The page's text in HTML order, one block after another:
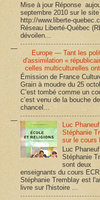
Mise à jour Réponse
septembre 2010 sur le site
http://www.liberte-
Réseau Liberté-Québec
dévoilen...
Europe — Tant les
d'assimilation «
celles multiculturelles
Émission de France
Grain à moudre du 25
C’est tombé comme un
c’est venu de la bouche
chancel...
Luc
Stéphanie
sur le cours
Luc
Stéphanie
sont deux
enseignants du cours ECR.
Stéphanie Tremblay est
livre sur l'histoire ...